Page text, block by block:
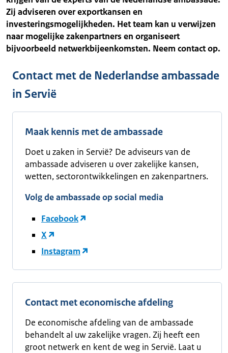
Zij adviseren over exportkansen en
investeringsmogelijkheden. Het team kan u verwijzen
naar mogelijke zakenpartners en organiseert
bijvoorbeeld netwerkbijeenkomsten. Neem contact op.
Contact met de Nederlandse ambassade
in Servië
Maak kennis met de ambassade
Doet u zaken in Servië? De adviseurs van de
ambassade adviseren u over zakelijke kansen,
wetten, sectorontwikkelingen en zakenpartners.
Volg de ambassade op social media
Facebook
X
Instagram
Contact met economische afdeling
De economische afdeling van de ambassade
behandelt al uw zakelijke vragen. Zij heeft een
groot netwerk en kent de weg in Servië. Laat u